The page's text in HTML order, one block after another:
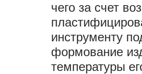
чего за счет
инструменту
формование
температуры